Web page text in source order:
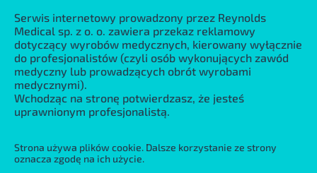
Serwis internetowy prowadzony przez Reynolds
Medical sp. z o. o. zawiera przekaz reklamowy
dotyczący wyrobów medycznych, kierowany wyłącznie
do profesjonalistów (czyli osób wykonujących zawód
medyczny lub prowadzących obrót wyrobami
medycznymi).
Wchodząc na stronę potwierdzasz, że jesteś
uprawnionym profesjonalistą.
Strona używa plików cookie. Dalsze korzystanie ze strony
oznacza zgodę na ich użycie.